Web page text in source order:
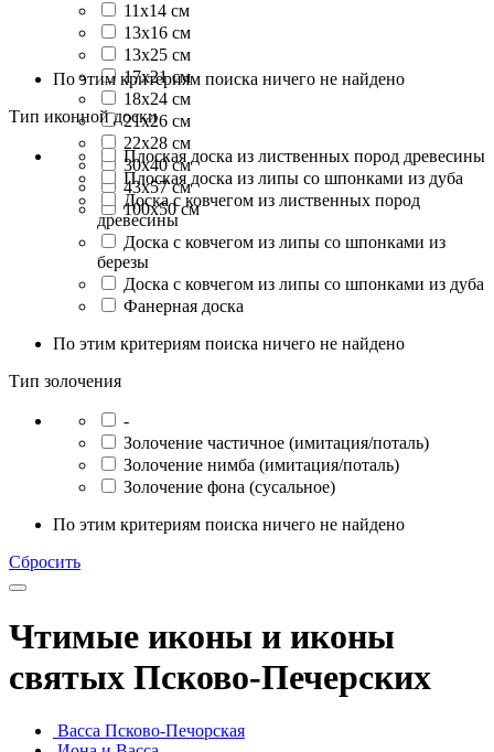
11х14 см
13x16 см
13х25 см
17х21 см
18x24 см
21х26 см
22х28 см
30x40 см
43x57 см
100х50 см
По этим критериям поиска ничего не найдено
Тип иконной доски
Плоская доска из лиственных пород древесины
Плоская доска из липы со шпонками из дуба
Доска с ковчегом из лиственных пород
древесины
Доска с ковчегом из липы со шпонками из
березы
Доска с ковчегом из липы со шпонками из дуба
Фанерная доска
По этим критериям поиска ничего не найдено
Тип золочения
-
Золочение частичное (имитация/поталь)
Золочение нимба (имитация/поталь)
Золочение фона (сусальное)
По этим критериям поиска ничего не найдено
Сбросить
Чтимые иконы и иконы
святых Псково-Печерских
Васса Псково-Печорская